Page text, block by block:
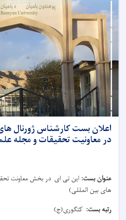
در معاونیت تحقیقات و مجله
عنوان بست: این تی ای در بخش معاونت
های بین المللی)
رتبه بست: کتګوری(ج)